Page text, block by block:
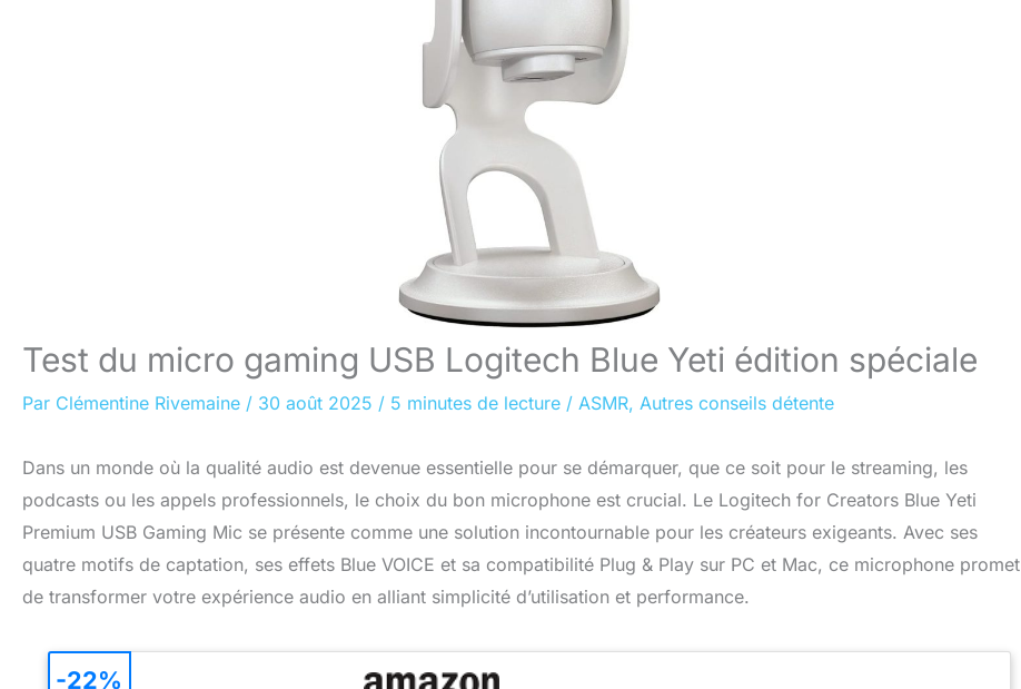
Test du micro gaming USB Logitech Blue Yeti édition spéciale
Par Clémentine Rivemaine / 30 août 2025 / 5 minutes de lecture / ASMR, Autres conseils détente
Dans un monde où la qualité audio est devenue essentielle pour se démarquer, que ce soit pour le streaming, les
podcasts ou les appels professionnels, le choix du bon microphone est crucial. Le Logitech for Creators Blue Yeti
Premium USB Gaming Mic se présente comme une solution incontournable pour les créateurs exigeants. Avec ses
quatre motifs de captation, ses effets Blue VOICE et sa compatibilité Plug & Play sur PC et Mac, ce microphone promet
de transformer votre expérience audio en alliant simplicité d’utilisation et performance.
-22%